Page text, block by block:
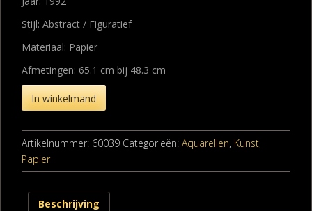
Stijl: Abstract / Figuratief
Materiaal: Papier
Afmetingen: 65.1 cm bij 48.3 cm
In winkelmand
Artikelnummer: 60039 Categorieën: Aquarellen, Kunst,
Papier
Beschrijving